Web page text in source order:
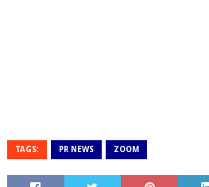
TAGS: PR NEWS ZOOM